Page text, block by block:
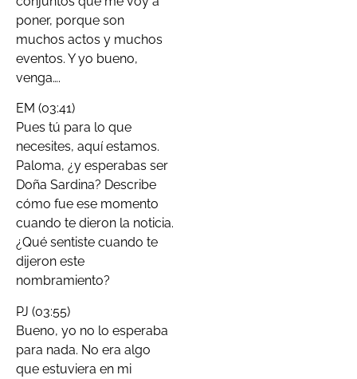
poner, porque son
muchos actos y muchos
eventos. Y yo bueno,
venga….
EM (03:41)
Pues tú para lo que
necesites, aquí estamos.
Paloma, ¿y esperabas ser
Doña Sardina? Describe
cómo fue ese momento
cuando te dieron la noticia.
¿Qué sentiste cuando te
dijeron este
nombramiento?
PJ (03:55)
Bueno, yo no lo esperaba
para nada. No era algo
que estuviera en mi